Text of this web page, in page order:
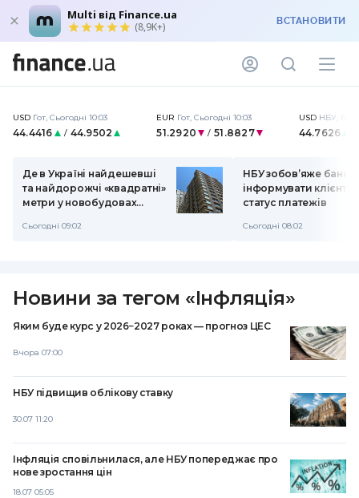
Multi від Finance.ua
(8,9K+) ВСТАНОВИТИ
USD Гот, Сьогодні 10:03
44.4416 / 44.9502
EUR Гот,Сьогодні 10:03
51.2920 / 51.8827
USD НБУ
44.7626
Де в Україні найдешевші
та найдорожчі «квадратні»
метри у новобудовах
Сьогодні 09:02
НБУ зобов’яже банки
інформувати
статус платежів
Сьогодні 08:02
Новини за тегом «Інфляція»
Вчора 07:00
Яким буде курс у 2026−2027 роках — прогноз ЦЕС
30.07 11:20
НБУ підвищив облікову ставку
18.07 05:05
Інфляція сповільнилася, але НБУ попереджає про
нове зростання цін